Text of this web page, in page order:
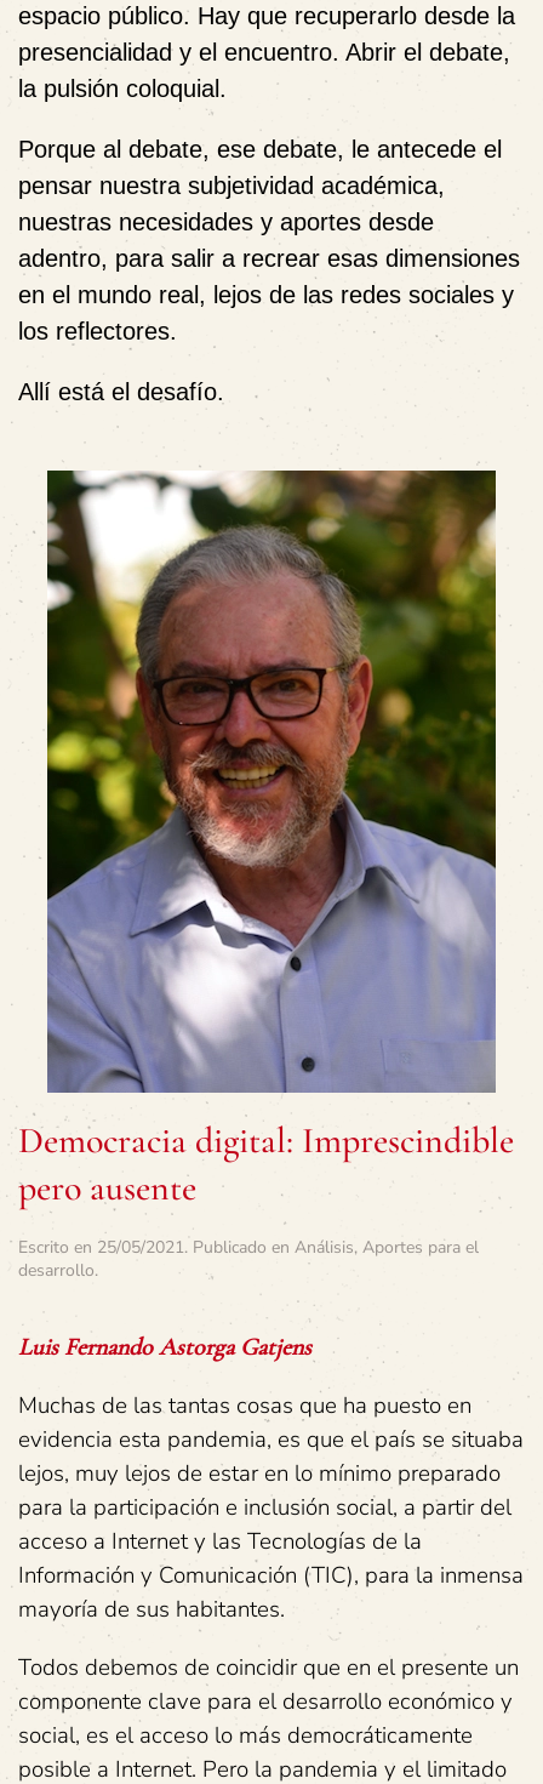
espacio público. Hay que recuperarlo desde la
presencialidad y el encuentro. Abrir el debate,
la pulsión coloquial.
Porque al debate, ese debate, le antecede el
pensar nuestra subjetividad académica,
nuestras necesidades y aportes desde
adentro, para salir a recrear esas dimensiones
en el mundo real, lejos de las redes sociales y
los reflectores.
Allí está el desafío.
Democracia digital: Imprescindible
pero ausente
Escrito en 25/05/2021. Publicado en Análisis, Aportes para el
desarrollo.
Luis Fernando Astorga Gatjens
Muchas de las tantas cosas que ha puesto en
evidencia esta pandemia, es que el país se situaba
lejos, muy lejos de estar en lo mínimo preparado
para la participación e inclusión social, a partir del
acceso a Internet y las Tecnologías de la
Información y Comunicación (TIC), para la inmensa
mayoría de sus habitantes.
Todos debemos de coincidir que en el presente un
componente clave para el desarrollo económico y
social, es el acceso lo más democráticamente
posible a Internet. Pero la pandemia y el limitado